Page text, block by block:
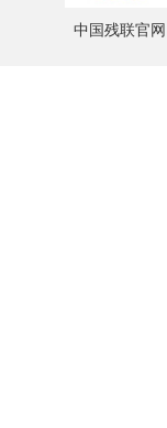
中国残联官网